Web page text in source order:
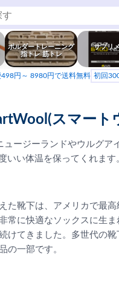
ボルダートレーニング
指トレ 筋トレ
サプリ
498円～ 8980円で送料無料 初回
スマート
ージーランドやウルグア
いい体温を保ってくれます
た靴下は、アメリカで最
常に快適なソックスに生
けてきました。多世代の
の一部です。